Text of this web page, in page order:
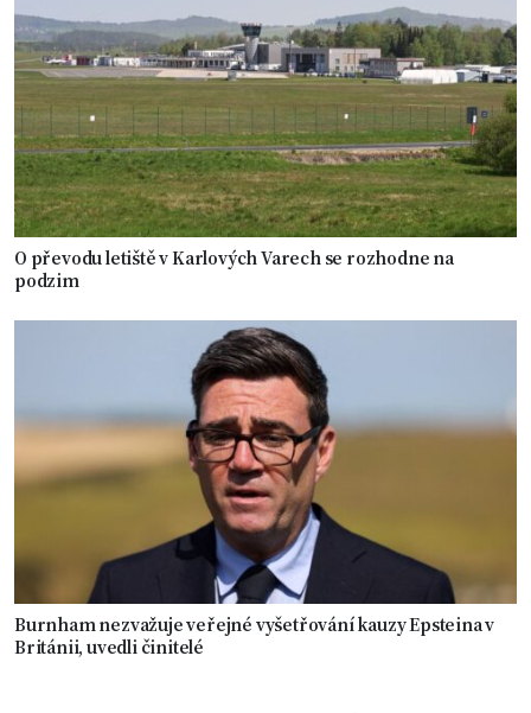
O převodu letiště v Karlových Varech se rozhodne na
podzim
Burnham nezvažuje veřejné vyšetřování kauzy Epsteina v
Británii, uvedli činitelé